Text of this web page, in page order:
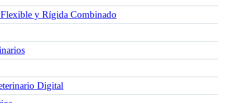
y Rígida Combinado
Digital